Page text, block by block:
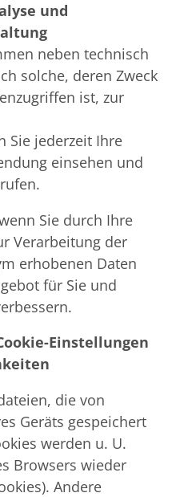
und
neben technisch
solche, deren Zweck
ist, zur
Sie jederzeit Ihre
einsehen und
Sie durch Ihre
Verarbeitung der
erhobenen Daten
für Sie und
Einstellungen
die von
Geräts gespeichert
werden u. U.
Browsers wieder
Andere